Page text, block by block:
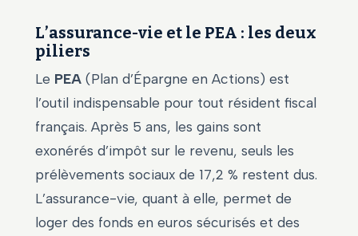
L’assurance-vie et le PEA : les deux
piliers
Le PEA (Plan d’Épargne en Actions) est
l’outil indispensable pour tout résident fiscal
français. Après 5 ans, les gains sont
exonérés d’impôt sur le revenu, seuls les
prélèvements sociaux de 17,2 % restent dus.
L’assurance-vie, quant à elle, permet de
loger des fonds en euros sécurisés et des